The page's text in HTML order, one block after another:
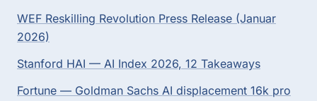
WEF Reskilling Revolution Press Release (Januar
2026)
Stanford HAI — AI Index 2026, 12 Takeaways
Fortune — Goldman Sachs AI displacement 16k pro